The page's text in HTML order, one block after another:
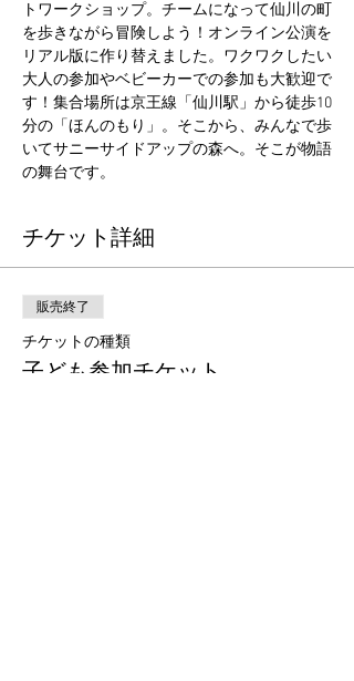
トワークショップ。チームになって仙川の町
を歩きながら冒険しよう！オンライン公演を
リアル版に作り替えました。ワクワクしたい
大人の参加やベビーカーでの参加も大歓迎で
す！集合場所は京王線「仙川駅」から徒歩10
分の「ほんのもり」。そこから、みんなで歩
いてサニーサイドアップの森へ。そこが物語
の舞台です。
チケット詳細
販売終了
チケットの種類
子ども参加チケット